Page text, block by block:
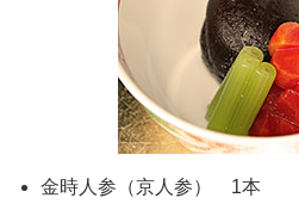
金時人参（京人参） 1本